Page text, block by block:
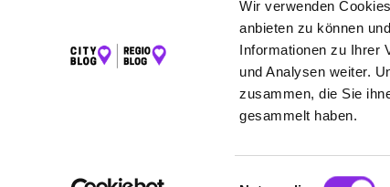
Wir verwenden
anbieten zu können
Informationen zu Ihrer
und Analysen weiter.
zusammen, die Sie
gesammelt haben.
Einwilligungsauswahl
©2026 Regio Blog Vogelsberg powered by
krick.com